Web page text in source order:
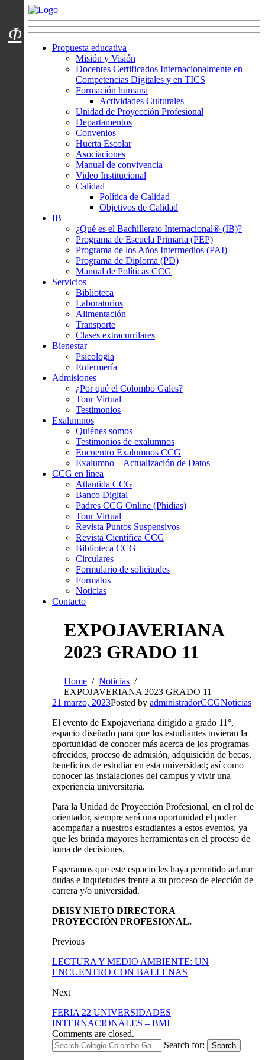
Menú usuarios
Propuesta educativa
Misión y Visión
Docentes Certificados Internacionalmente en
Competencias Digitales y en TICS
Formación humana
Actividades Culturales
Unidad de Proyección Profesional
Departamentos
Convenios
Huerta Escolar
Asociaciones
Manual de convivencia
Video Institucional
Calidad
Política de Calidad
Objetivos de Calidad
IB
¿Qué es el Bachillerato Internacional® (IB)?
Programa de Escuela Primaria (PEP)
Programa de los Años Intermedios (PAI)
Programa de Diploma (PD)
Manual de Políticas CCG
Servicios
Biblioteca
Laboratorios
Alimentación
Transporte
Clases extracurrilares
Bienestar
Psicología
Enfermería
Admisiones
¿Por qué el Colombo Gales?
Tour Virtual
Testimonios
Exalumnos
Quiénes somos
Testimonios de exalumnos
Encuentro Exalumnos CCG
Exalumno – Actualización de Datos
CCG en línea
Atlantida CCG
Banco Digital
Padres CCG Online (Phidias)
Tour Virtual
Revista Puntos Suspensivos
Revista Científica CCG
Biblioteca CCG
Circulares
Formulario de solicitudes
Formatos
Noticias
Contacto
EXPOJAVERIANA
2023 GRADO 11
Home
Noticias
EXPOJAVERIANA 2023 GRADO 11
21 marzo, 2023Posted by administradorCCGNoticias
El evento de Expojaveriana dirigido a grado 11°,
espacio diseñado para que los estudiantes tuvieran la
oportunidad de conocer más acerca de los programas
ofrecidos, proceso de admisión, adquisición de becas,
beneficios de estudiar en esta universidad; así como
conocer las instalaciones del campus y vivir una
experiencia universitaria.
Para la Unidad de Proyección Profesional, en el rol de
orientador, siempre será una oportunidad el poder
acompañar a nuestros estudiantes a estos eventos, ya
que les brinda mayores herramientas en el proceso de
toma de decisiones.
Esperamos que este espacio les haya permitido aclarar
dudas e inquietudes frente a su proceso de elección de
carrera y/o universidad.
DEISY NIETO DIRECTORA
PROYECCIÓN PROFESIONAL.
Previous
LECTURA Y MEDIO AMBIENTE: UN
ENCUENTRO CON BALLENAS
Next
FERIA 22 UNIVERSIDADES
INTERNACIONALES – BMI
Comments are closed.
Search for:
Search
Φ